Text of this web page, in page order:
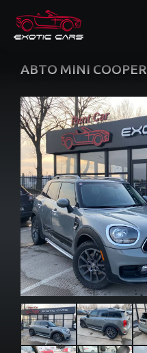
АВТО MINI COOPER